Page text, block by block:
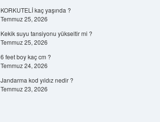
KORKUTELİ kaç yaşında ?
Temmuz 25, 2026
Kekik suyu tansiyonu yükseltir mi ?
Temmuz 25, 2026
6 feet boy kaç cm ?
Temmuz 24, 2026
Jandarma kod yıldız nedir ?
Temmuz 23, 2026